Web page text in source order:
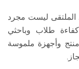
ليست مجرد
طلاب وباحثي
وأجهزة ملموسة